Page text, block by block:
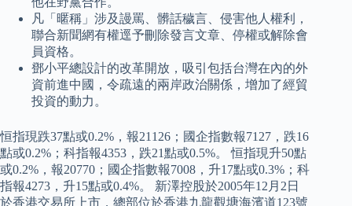
凡「暱稱」涉及謾罵、髒話穢言、侵害他人權利，
聯合新聞網有權逕予刪除發言文章、停權或解除會
員資格。
鄧小平總設計的改革開放，吸引包括台灣在內的外
資前進中國，令疏遠的兩岸政治關係，增加了經貿
投資的動力。
恒指現跌37點或0.2%，報21126；國企指數報7127，跌16
點或0.2%；科指報4353，跌21點或0.5%。 恒指現升50點
或0.2%，報20770；國企指數報7008，升17點或0.3%；科
指報4273，升15點或0.4%。 新澤控股於2005年12月2日
於香港交易所上市，總部位於香港九龍觀塘海濱道123號